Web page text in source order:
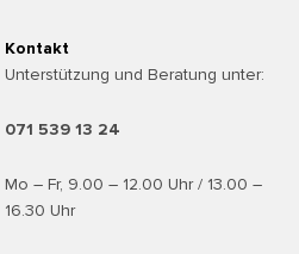
Kontakt
Unterstützung und Beratung unter:
071 539 13 24
Mo – Fr, 9.00 – 12.00 Uhr / 13.00 –
16.30 Uhr